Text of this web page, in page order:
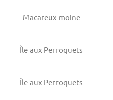
Macareux moine
Île aux Perroquets
Île aux Perroquets